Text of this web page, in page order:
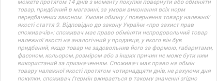
товар, придбаний в магазині, за умови виконання всіх норм
передбачених законом. Умови обміну / повернення товару належної
якості стаття 9. Відповідно до закону України «про захист прав
споживачів»: споживач має право обміняти непродовольчий товар
належної якості на аналогічний у продавця, у якого він був
придбаний, якщо товар не задовольнив його за формою, габаритами,
фасоном, кольором, розміром або з інших причин не може бути ним
використаний за призначенням. Споживач має право на обмін
товару належної якості протягом чотирнадцяти днів, не рахуючи дня
покупки. споживач (термін вживається в такому значенні згідно